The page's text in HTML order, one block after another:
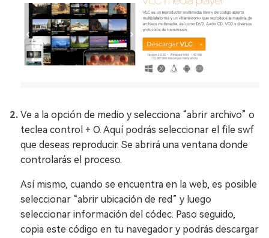
Ve a la opción de medio y selecciona “abrir archivo” o
teclea control + O. Aquí podrás seleccionar el file swf
que deseas reproducir. Se abrirá una ventana donde
controlarás el proceso.
Así mismo, cuando se encuentra en la web, es posible
seleccionar “abrir ubicación de red” y luego
seleccionar información del códec. Paso seguido,
copia este código en tu navegador y podrás descargar